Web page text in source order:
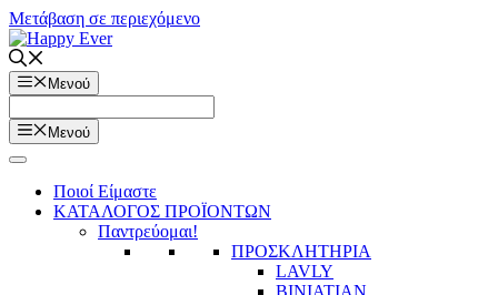
Μετάβαση σε περιεχόμενο
Μενού
Μενού
Ποιοί Είμαστε
ΚΑΤΑΛΟΓΟΣ ΠΡΟΪΟΝΤΩΝ
Παντρεύομαι!
ΠΡΟΣΚΛΗΤΗΡΙΑ
LAVLY
BINIATIAN